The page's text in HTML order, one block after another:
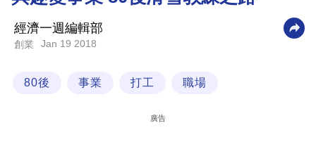
商
業
技
經濟一週編輯部
創業 Jan 19 2018
80後 事業 打工 職場
廣告